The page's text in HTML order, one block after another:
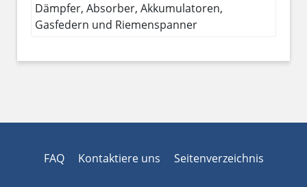
Dämpfer, Absorber, Akkumulatoren,
Gasfedern und Riemenspanner
FAQ Kontaktiere uns Seitenverzeichnis